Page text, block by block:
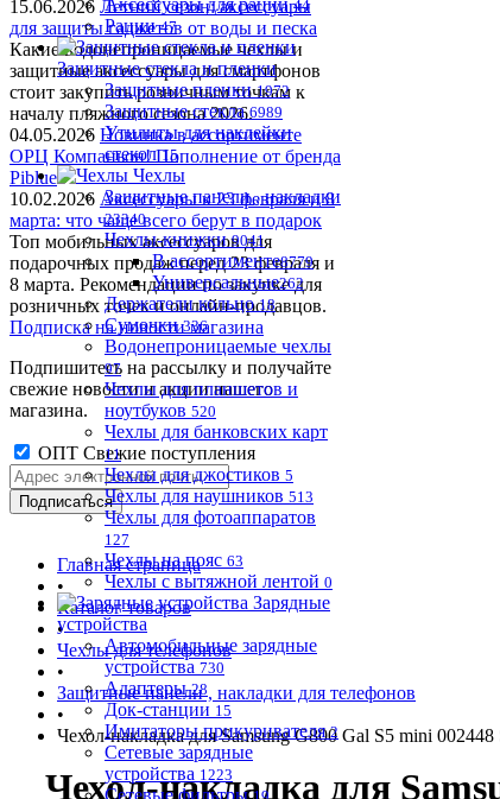
Аксессуары для раций 44
Рации 47
Защитные стекла и пленки
Защитные пленки 1972
Защитные стекла 6989
Утилиты для наклейки
стекол 15
Чехлы
Защитные панели , накладки
23340
Чехлы-книжки 9041
В ассортименте8779
Универсальные262
Держатели кольцо 18
Сумочки 336
Водонепроницаемые чехлы
97
Чехлы для планшетов и
ноутбуков 520
Чехлы для банковских карт
11
Чехлы для джостиков 5
Чехлы для наушников 513
Чехлы для фотоаппаратов
127
Чехлы на пояс 63
Чехлы с вытяжной лентой 0
Зарядные
устройства
Автомобильные зарядные
устройства 730
Адаптеры 28
Док-станции 15
Имитаторы прикуривателя 2
Сетевые зарядные
устройства 1223
Сетевые фильтры
15.06.2026 Летний сезон: аксессуары
для защиты гаджетов от воды и песка
Какие водонепроницаемые чехлы и
защитные аксессуары для смартфонов
стоит закупить розничным точкам к
началу пляжного сезона 2026.
04.05.2026 Новинка в ассортименте
OРЦ Компаньон! Пополнение от бренда
Piblue
10.02.2026 Аксессуары к 23 февраля и 8
марта: что чаще всего берут в подарок
Топ мобильных аксессуаров для
подарочных продаж перед 23 февраля и
8 марта. Рекомендации по закупке для
розничных точек и онлайн-продавцов.
Подписка на новости магазина
Подпишитесь на рассылку и получайте
свежие новости и акции нашего
магазина.
ОПТ Свежие поступления
Главная страница
•
Каталог товаров
•
Чехлы для телефонов
•
Защитные панели , накладки для телефонов
•
Чехол-накладка для Samsung G800 Gal S5 mini 002448
Чехол-накладка для